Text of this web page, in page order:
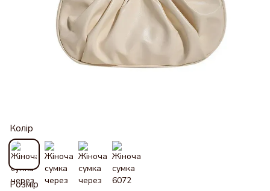
Колір
Розмір